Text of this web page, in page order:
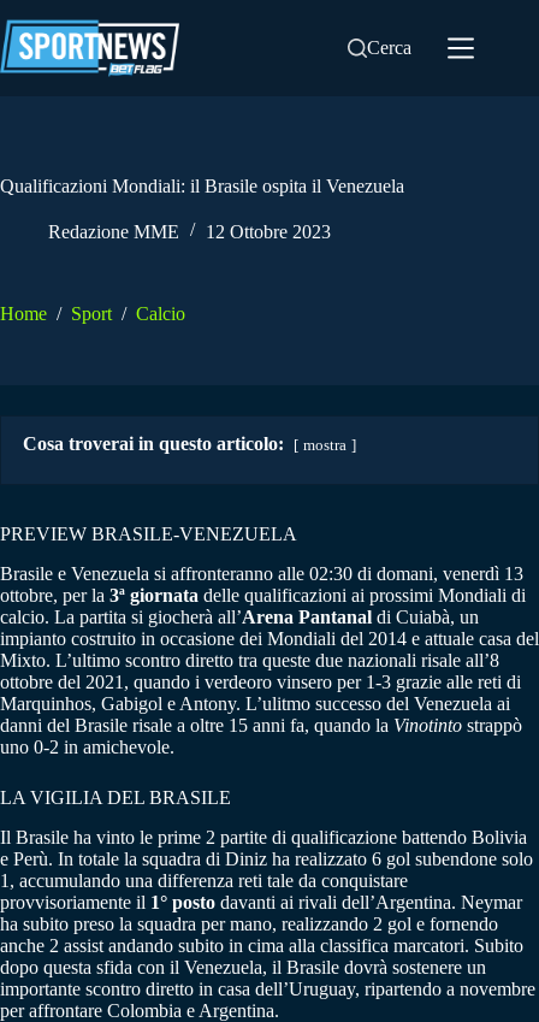
al
contenuto
Cerca
Qualificazioni Mondiali: il Brasile ospita il Venezuela
Redazione MME 12 Ottobre 2023
Home / Sport / Calcio
Cosa troverai in questo articolo: mostra
PREVIEW BRASILE-VENEZUELA
Brasile e Venezuela si affronteranno alle 02:30 di domani, venerdì 13
ottobre, per la 3ª giornata delle qualificazioni ai prossimi Mondiali di
calcio. La partita si giocherà all’Arena Pantanal di Cuiabà, un
impianto costruito in occasione dei Mondiali del 2014 e attuale casa del
Mixto. L’ultimo scontro diretto tra queste due nazionali risale all’8
ottobre del 2021, quando i verdeoro vinsero per 1-3 grazie alle reti di
Marquinhos, Gabigol e Antony. L’ulitmo successo del Venezuela ai
danni del Brasile risale a oltre 15 anni fa, quando la Vinotinto strappò
uno 0-2 in amichevole.
LA VIGILIA DEL BRASILE
Il Brasile ha vinto le prime 2 partite di qualificazione battendo Bolivia
e Perù. In totale la squadra di Diniz ha realizzato 6 gol subendone solo
1, accumulando una differenza reti tale da conquistare
provvisoriamente il 1° posto davanti ai rivali dell’Argentina. Neymar
ha subito preso la squadra per mano, realizzando 2 gol e fornendo
anche 2 assist andando subito in cima alla classifica marcatori. Subito
dopo questa sfida con il Venezuela, il Brasile dovrà sostenere un
importante scontro diretto in casa dell’Uruguay, ripartendo a novembre
per affrontare Colombia e Argentina.